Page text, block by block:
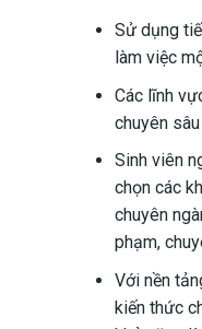
Sử dụng
làm việc
Các lĩnh
chuyên sâu
Sinh viên
chọn các
chuyên
phạm,
Với nền
kiến thức